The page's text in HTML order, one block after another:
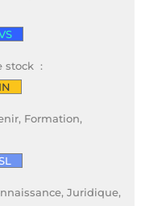
stock :
IN
Formation,
Juridique,